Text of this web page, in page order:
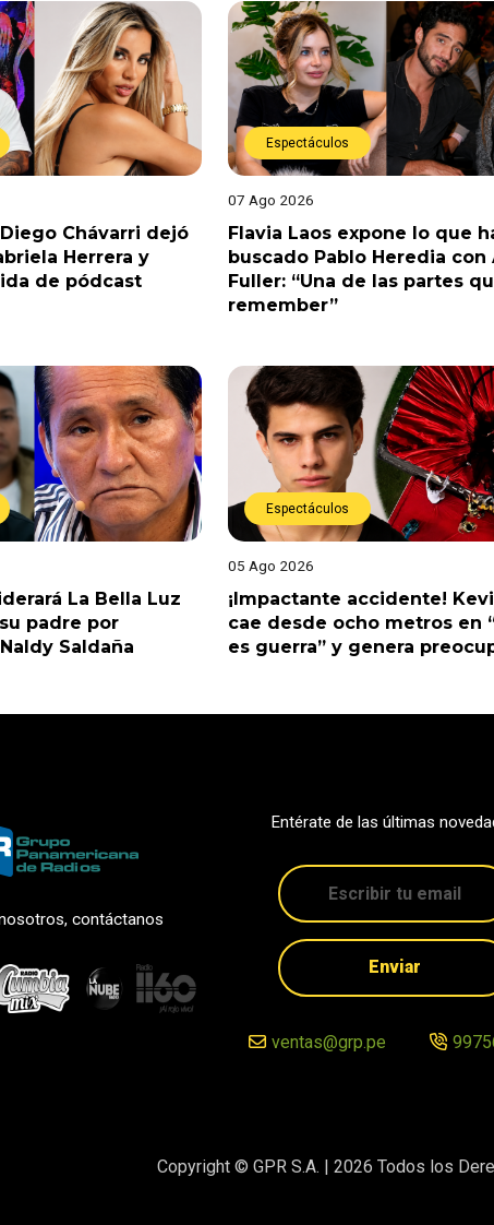
Chávarri dejó
Herrera y
de pódcast
Espectáculos
07 Ago 2026
Flavia Laos expone lo que
buscado Pablo Heredia con
Fuller: “Una de las partes
remember”
La Bella Luz
padre por
Saldaña
Espectáculos
05 Ago 2026
¡Impactante accidente!
cae desde ocho metros en
es guerra” y genera
contáctanos
Entérate de las últimas
Enviar
ventas@grp.pe
Copyright © GPR S.A. | 2026 Todos los